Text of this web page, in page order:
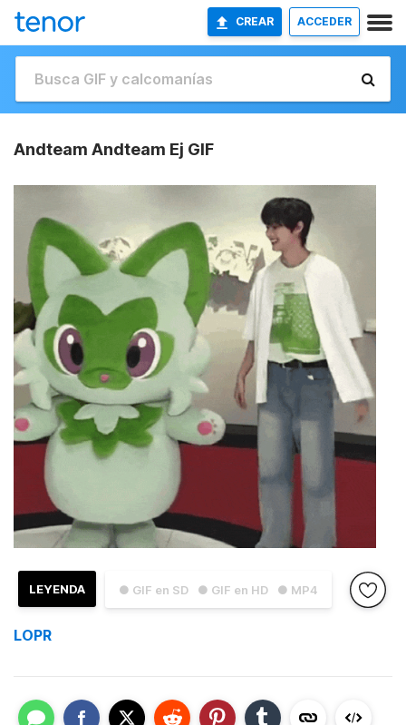
CREAR ACCEDER
Andteam Andteam Ej GIF
● GIF en SD ● GIF en HD ● MP4
LEYENDA
LOPR